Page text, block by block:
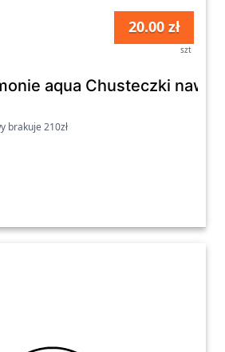
20.00 zł
szt
aqua Chusteczki
brakuje 210zł